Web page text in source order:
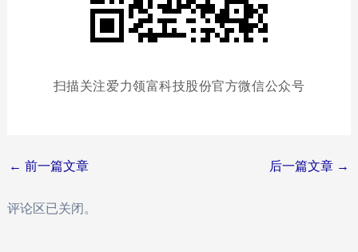
扫描关注爱力领富科技股份官方微信公众号
Post
← 前一篇文章 后一篇文章 →
评论区已关闭。